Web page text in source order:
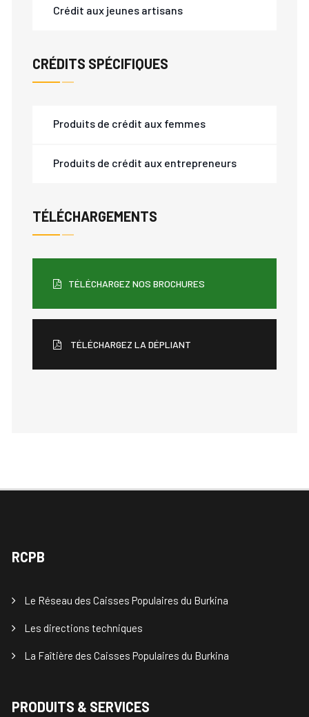
Crédit aux jeunes artisans
CRÉDITS SPÉCIFIQUES
Produits de crédit aux femmes
Produits de crédit aux entrepreneurs
TÉLÉCHARGEMENTS
TÉLÉCHARGEZ NOS BROCHURES
TÉLÉCHARGEZ LA DÉPLIANT
RCPB
Le Réseau des Caisses Populaires du Burkina
Les directions techniques
La Faîtière des Caisses Populaires du Burkina
PRODUITS & SERVICES